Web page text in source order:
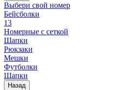
Выбери свой номер
Бейсболки
13
Номерные с сеткой
Шапки
Рюкзаки
Мешки
Футболки
Шапки
Назад